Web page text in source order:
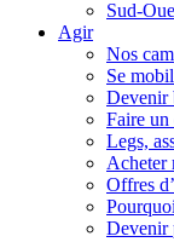
Sud-
Agir
Nos
Se
Devenir
Faire un
Legs,
Acheter
Offres
Devenir